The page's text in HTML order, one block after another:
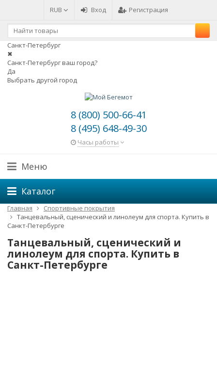
RUB Вход Регистрация
Санкт-Петербург
✖
Санкт-Петербург ваш город?
Да
Выбрать другой город
8 (800) 500-66-41
8 (495) 648-49-30
Часы работы
Меню
Каталог
Главная
Спортивные покрытия
Танцевальный, сценический и линолеум для спорта. Купить в
Санкт-Петербурге
Танцевальный, сценический и
линолеум для спорта. Купить в
Санкт-Петербурге